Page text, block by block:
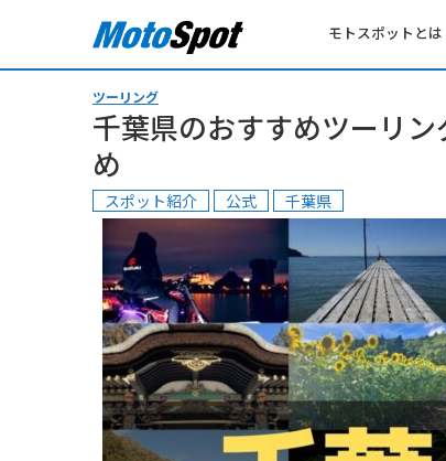
モトスポットとは
ツーリング
千葉県のおすすめツーリ
め
スポット紹介 公式 千葉県